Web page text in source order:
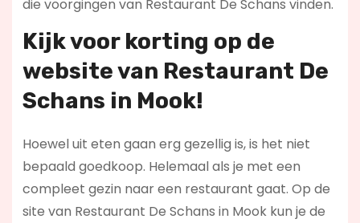
die voorgingen van Restaurant De Schans vinden.
Kijk voor korting op de
website van Restaurant De
Schans in Mook!
Hoewel uit eten gaan erg gezellig is, is het niet
bepaald goedkoop. Helemaal als je met een
compleet gezin naar een restaurant gaat. Op de
site van Restaurant De Schans in Mook kun je de